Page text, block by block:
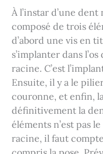
À l’instar d’une
composé de trois
d’abord une vis en
s’implanter dans
racine. C’est
Ensuite, il y a le
couronne, et enfin,
définitivement la
éléments n’est pas
racine, il faut